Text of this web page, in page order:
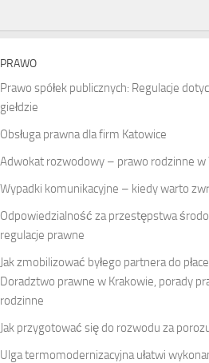
PRAWO
Prawo spółek publicznych: Regulacje
giełdzie
Obsługa prawna dla firm Katowice
Adwokat rozwodowy – prawo rodzinne w
Wypadki komunikacyjne – kiedy warto
Odpowiedzialność za przestępstwa
regulacje prawne
Jak zmobilizować byłego partnera do
Doradztwo prawne w Krakowie, porady
rodzinne
Jak przygotować się do rozwodu za
Ulga termomodernizacyjna ułatwi